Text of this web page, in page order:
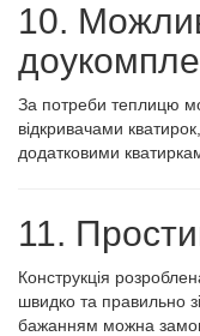
10.
За потреби теплицю
відкривачами
додатковими
11.
Конструкція
швидко та правильно
бажанням можна